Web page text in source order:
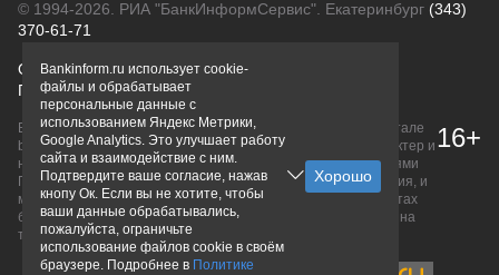
© 1994-2026. РИА "БанкИнформСервис". Екатеринбург (343)
370-61-71
О проектеПолитика конфиденциальности
Правовая информацияДля рекламодателей
Вся информация о продуктах банков, размещенная на портале
bankinform.ru, носит исключительно ознакомительный характер и
не является публичной офертой, определяемой положениями
ГК РФ. Информация не содержит точного и полного описания, и
может быть изменена. Конечные условия уточняйте на сайтах
банков или при личном обращении. Исключительное право на
товарные знаки принадлежит их правообладателям.
16+
Bankinform.ru использует cookie-
файлы и обрабатывает
персональные данные с
использованием Яндекс Метрики,
Google Analytics. Это улучшает работу
сайта и взаимодействие с ним.
Подтвердите ваше согласие, нажав
кнопу Ок. Если вы не хотите, чтобы
ваши данные обрабатывались,
пожалуйста, ограничьте
использование файлов cookie в своём
браузере. Подробнее в Политике